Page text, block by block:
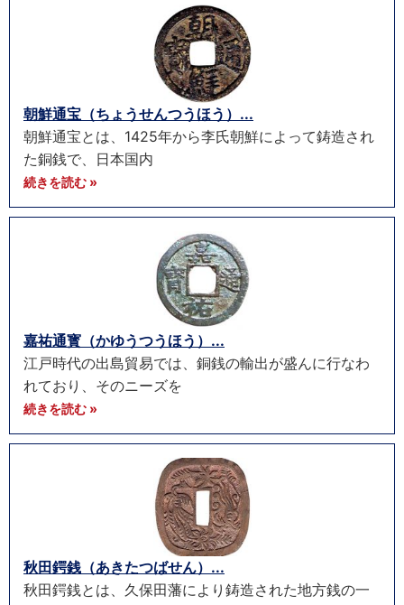
朝鮮通宝（ちょうせんつうほう）...
朝鮮通宝とは、1425年から李氏朝鮮によって鋳造され
た銅銭で、日本国内
続きを読む »
嘉祐通寳（かゆうつうほう）...
江戸時代の出島貿易では、銅銭の輸出が盛んに行なわ
れており、そのニーズを
続きを読む »
秋田鍔銭（あきたつばせん）...
秋田鍔銭とは、久保田藩により鋳造された地方銭の一